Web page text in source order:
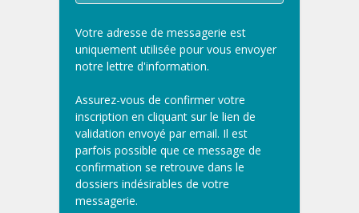
Votre adresse de messagerie est
uniquement utilisée pour vous envoyer
notre lettre d'information.
Assurez-vous de confirmer votre
inscription en cliquant sur le lien de
validation envoyé par email. Il est
parfois possible que ce message de
confirmation se retrouve dans le
dossiers indésirables de votre
messagerie.